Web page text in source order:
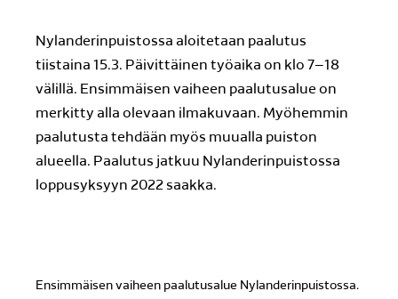
Nylanderinpuistossa aloitetaan paalutus
tiistaina 15.3. Päivittäinen työaika on klo 7–18
välillä. Ensimmäisen vaiheen paalutusalue on
merkitty alla olevaan ilmakuvaan. Myöhemmin
paalutusta tehdään myös muualla puiston
alueella. Paalutus jatkuu Nylanderinpuistossa
loppusyksyyn 2022 saakka.
Ensimmäisen vaiheen paalutusalue Nylanderinpuistossa.